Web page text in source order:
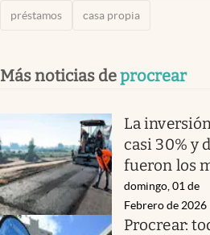
préstamos casa propia
Más noticias deprocrear
La
casi 30% y
fueron los
domingo, 01 de
Febrero de 2026
Procrear: